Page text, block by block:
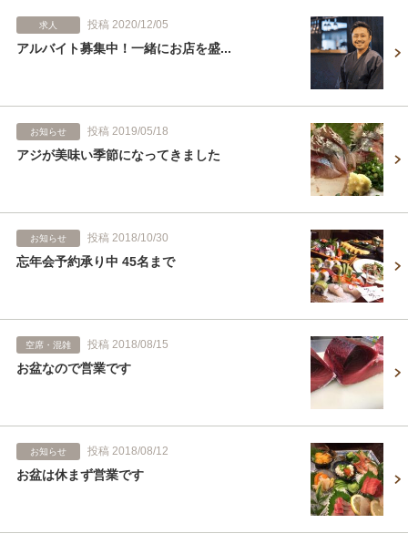
求人 投稿 2020/12/05
アルバイト募集中！一緒にお店を盛...
お知らせ 投稿 2019/05/18
アジが美味い季節になってきました
お知らせ 投稿 2018/10/30
忘年会予約承り中 45名まで
空席・混雑 投稿 2018/08/15
お盆なので営業です
お知らせ 投稿 2018/08/12
お盆は休まず営業です